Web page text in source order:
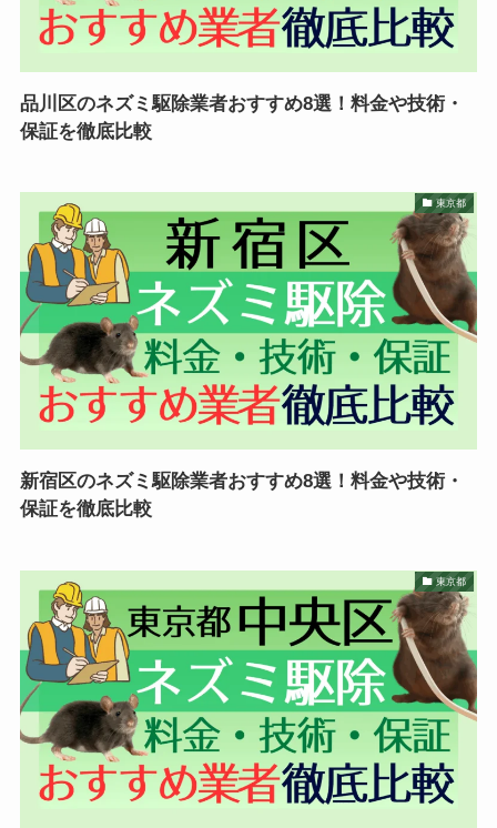
品川区のネズミ駆除業者おすすめ8選！料金や技術・
保証を徹底比較
東京都
新宿区のネズミ駆除業者おすすめ8選！料金や技術・
保証を徹底比較
東京都